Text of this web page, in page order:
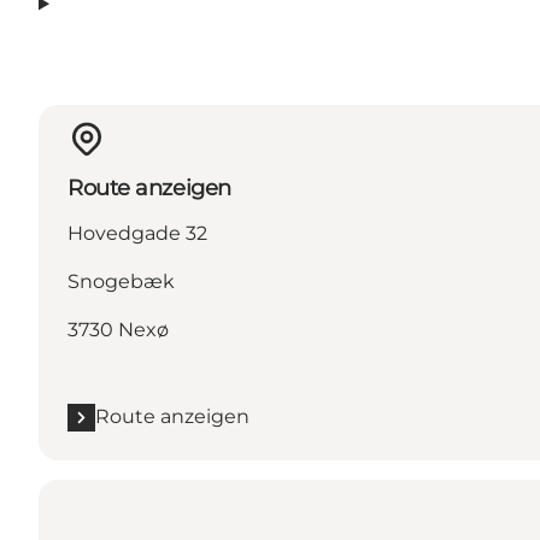
Route anzeigen
Hovedgade 32
Snogebæk
3730 Nexø
Route anzeigen